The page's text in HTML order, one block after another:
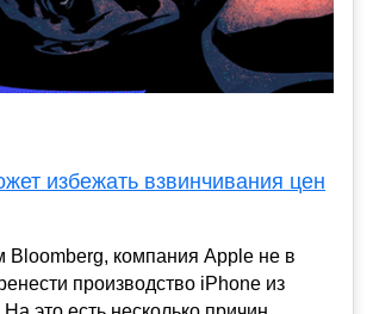
избежать взвинчивания цен
Bloomberg, компания Apple не в
производство iPhone из